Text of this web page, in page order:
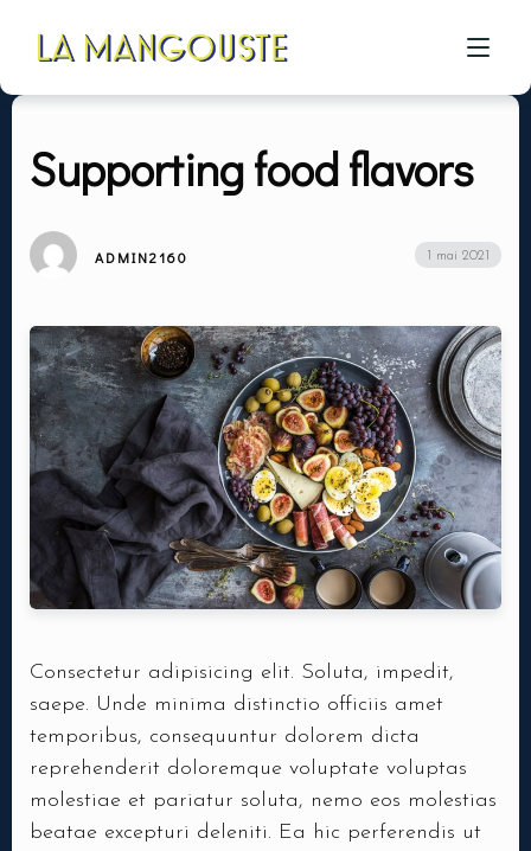
ACCUEIL
CÔTÉ BAR
A PROPOS
GALERIE
CONTACT
Supporting food flavors
ADMIN2160 1 mai 2021
Consectetur adipisicing elit. Soluta, impedit,
saepe. Unde minima distinctio officiis amet
temporibus, consequuntur dolorem dicta
reprehenderit doloremque voluptate voluptas
molestiae et pariatur soluta, nemo eos molestias
beatae excepturi deleniti. Ea hic perferendis ut